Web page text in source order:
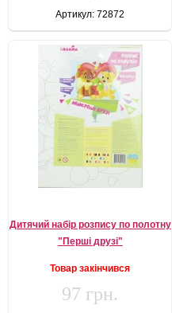
Артикул: 72872
Дитячий набір розпису по полотну
"Перші друзі"
Товар закінчився
97 грн.